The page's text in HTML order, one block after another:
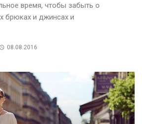
время, чтобы забыть о
брюках и джинсах и
08.08.2016